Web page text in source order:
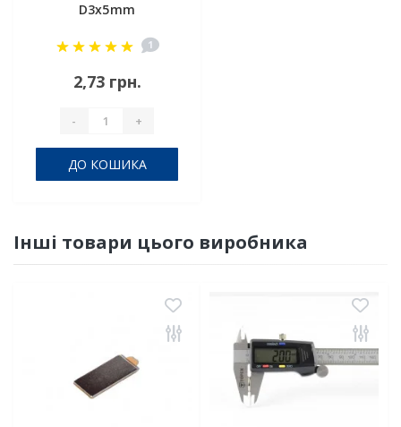
D3x5mm
1
2,73 грн.
- +
ДО КОШИКА
Інші товари цього виробника